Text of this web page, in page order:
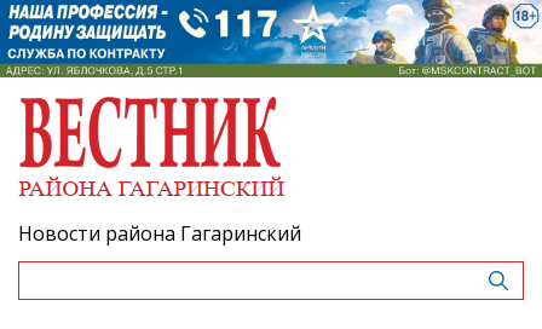
Новости района Гагаринский